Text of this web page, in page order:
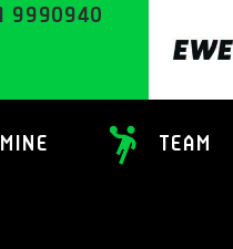
9990940
TEAM